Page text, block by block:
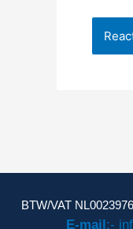
BTW/VAT
E-mail:-